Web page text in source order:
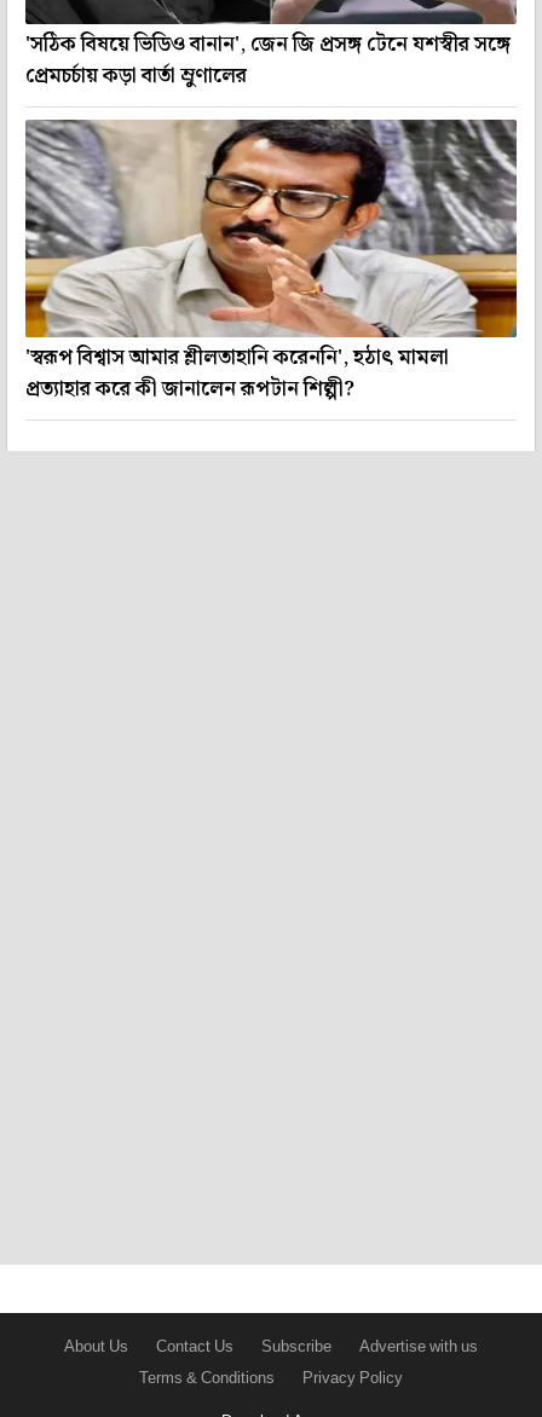
'সঠিক বিষয়ে ভিডিও বানান', জেন জি প্রসঙ্গ টেনে যশস্বীর সঙ্গে
প্রেমচর্চায় কড়া বার্তা ম্রুণালের
'স্বরূপ বিশ্বাস আমার শ্লীলতাহানি করেননি', হঠাৎ মামলা
প্রত্যাহার করে কী জানালেন রূপটান শিল্পী?
About Us Contact Us Subscribe
Advertise with us
Terms & Conditions
Privacy Policy